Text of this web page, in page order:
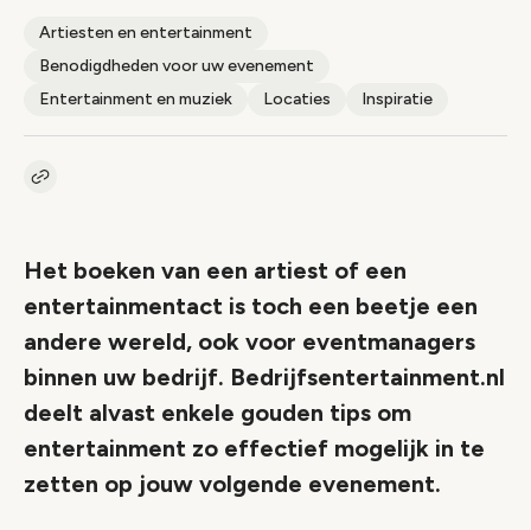
Artiesten en entertainment
Benodigdheden voor uw evenement
Entertainment en muziek
Locaties Inspiratie
Kopieer link naar artikel
Het boeken van een artiest of een
entertainmentact is toch een beetje een
andere wereld, ook voor eventmanagers
binnen uw bedrijf. Bedrijfsentertainment.nl
deelt alvast enkele gouden tips om
entertainment zo effectief mogelijk in te
zetten op jouw volgende evenement.